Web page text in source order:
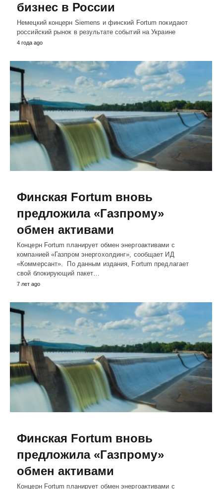
бизнес в России
Немецкий концерн Siemens и финский Fortum покидают
российский рынок в результате событий на Украине
4 года ago
Финская Fortum вновь
предложила «Газпрому»
обмен активами
Концерн Fortum планирует обмен энергоактивами с
компанией «Газпром энергохолдинг», сообщает ИД
«Коммерсант». По данным издания, Fortum предлагает
свой блокирующий пакет…
7 лет ago
Финская Fortum вновь
предложила «Газпрому»
обмен активами
Концерн Fortum планирует обмен энергоактивами с